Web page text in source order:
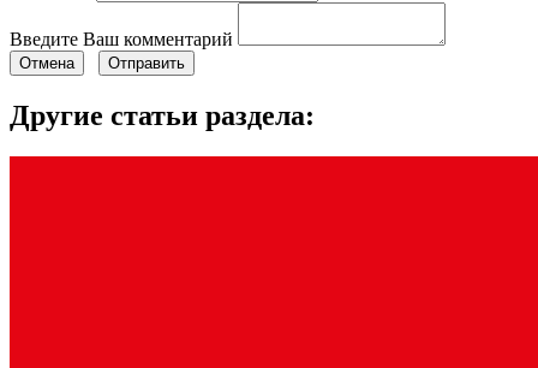
Введите Ваш комментарий
Отмена Отправить
Другие статьи раздела: